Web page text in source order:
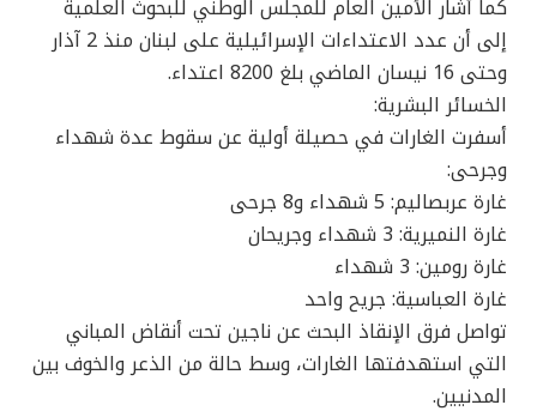
كما أشار الأمين العام للمجلس الوطني للبحوث العلمية
إلى أن عدد الاعتداءات الإسرائيلية على لبنان منذ 2 آذار
وحتى 16 نيسان الماضي بلغ 8200 اعتداء.
الخسائر البشرية:
أسفرت الغارات في حصيلة أولية عن سقوط عدة شهداء
وجرحى:
غارة عربصاليم: 5 شهداء و8 جرحى
غارة النميرية: 3 شهداء وجريحان
غارة رومين: 3 شهداء
غارة العباسية: جريح واحد
تواصل فرق الإنقاذ البحث عن ناجين تحت أنقاض المباني
التي استهدفتها الغارات، وسط حالة من الذعر والخوف بين
المدنيين.